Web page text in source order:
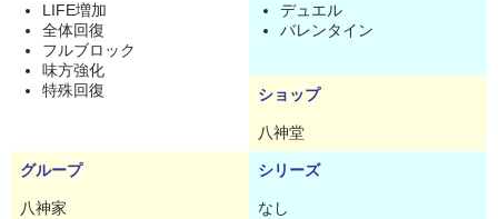
LIFE増加
全体回復
フルブロック
味方強化
特殊回復
デュエル
バレンタイン
ショップ
八神堂
グループ シリーズ
八神家 なし